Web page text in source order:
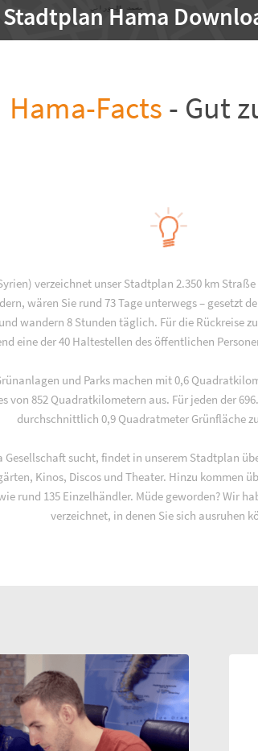
Stadtplan Hama
Hama-Facts - Gut
verzeichnet unser Stadtplan 2.350 km
wären Sie rund 73 Tage unterwegs – gesetzt
wandern 8 Stunden täglich. Für die Rückreise
eine der 40 Haltestellen des öffentlichen
und Parks machen mit 0,6
von 852 Quadratkilometern aus. Für jeden der
durchschnittlich 0,9 Quadratmeter Grünfläche
Gesellschaft sucht, findet in unserem Stadtplan
Kinos, Discos und Theater. Hinzu kommen
rund 135 Einzelhändler. Müde geworden? Wir
verzeichnet, in denen Sie sich ausruhen